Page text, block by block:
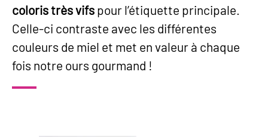
coloris très vifs pour l’étiquette principale.
Celle-ci contraste avec les différentes
couleurs de miel et met en valeur à chaque
fois notre ours gourmand !